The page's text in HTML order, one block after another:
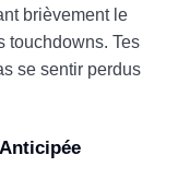
brièvement le
touchdowns. Tes
se sentir perdus